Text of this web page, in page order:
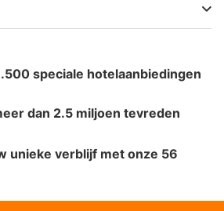
speciale hotelaanbiedingen
dan 2.5 miljoen tevreden
unieke verblijf met onze 56